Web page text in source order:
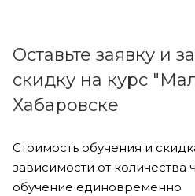
Оставьте заявку и
скидку на курс
Хабаровске
Стоимость обучения и
зависимости от количества
обучение единовременно